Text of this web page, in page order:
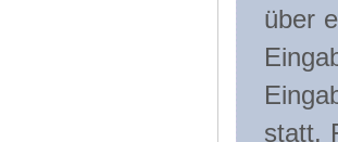
über
statt.